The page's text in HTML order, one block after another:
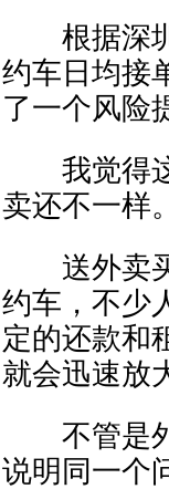
根据深圳
约车日均接
了一个风险
我觉得这
卖还不一样。
送外卖买
约车，不少
定的还款和
就会迅速放
不管是外
说明同一个